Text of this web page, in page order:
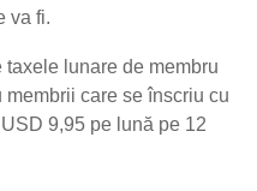
va fi.
lunare de membru
care se înscriu cu
9,95 pe lună pe 12